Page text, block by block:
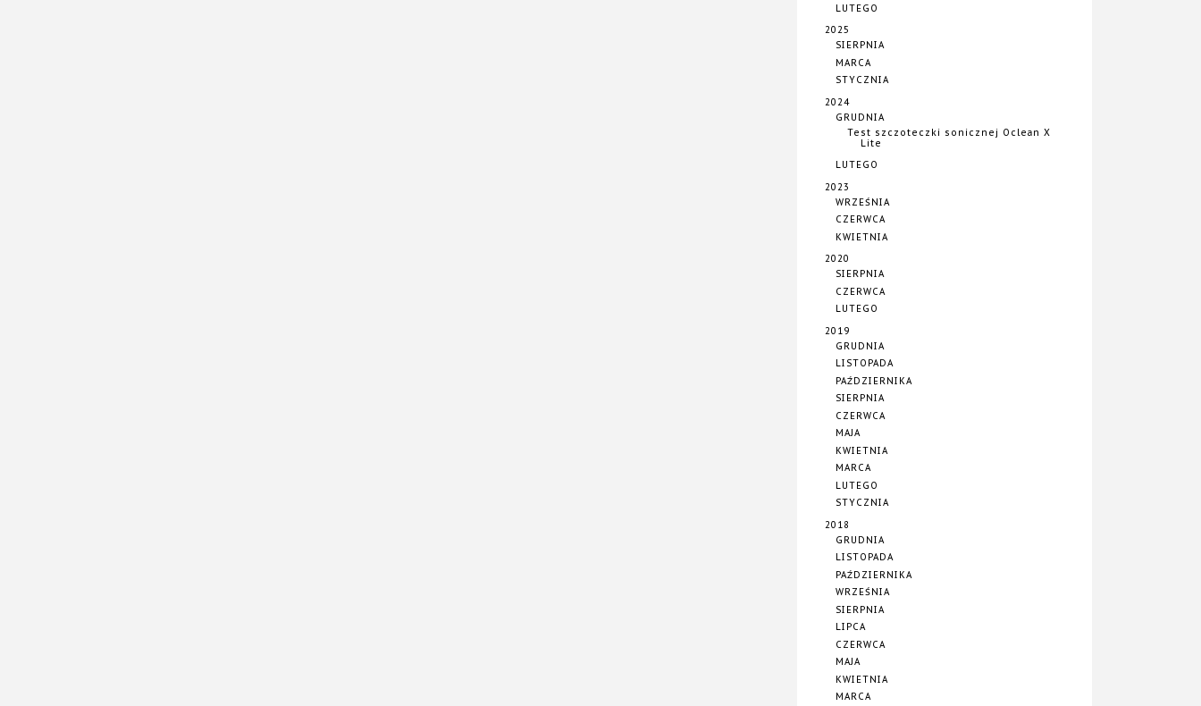
LUTEGO
2025
SIERPNIA
MARCA
STYCZNIA
2024
GRUDNIA
Test szczoteczki sonicznej Oclean X
Lite
LUTEGO
2023
WRZEŚNIA
CZERWCA
KWIETNIA
2020
SIERPNIA
CZERWCA
LUTEGO
2019
GRUDNIA
LISTOPADA
PAŹDZIERNIKA
SIERPNIA
CZERWCA
MAJA
KWIETNIA
MARCA
LUTEGO
STYCZNIA
2018
GRUDNIA
LISTOPADA
PAŹDZIERNIKA
WRZEŚNIA
SIERPNIA
LIPCA
CZERWCA
MAJA
KWIETNIA
MARCA